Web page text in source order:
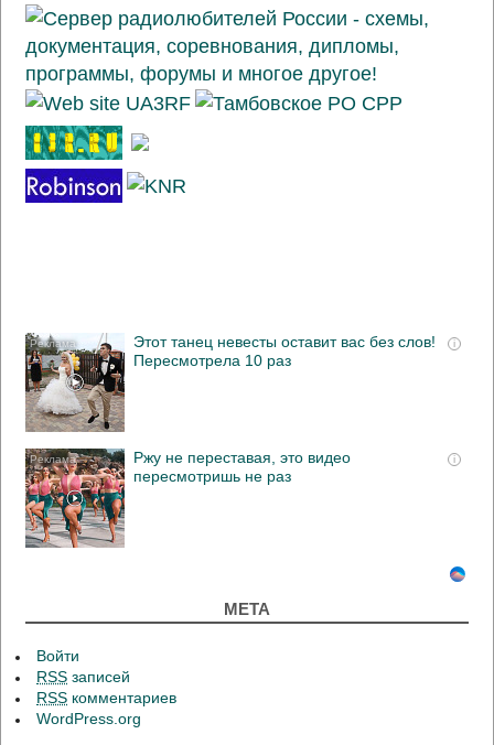
i
Этот танец невесты оставит вас без слов!
Пересмотрела 10 раз
i
Ржу не переставая, это видео
пересмотришь не раз
МЕТА
Войти
RSS записей
RSS комментариев
WordPress.org